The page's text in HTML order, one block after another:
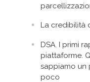
La credibilità
DSA. I primi
piattaforme.
sappiamo un
poco